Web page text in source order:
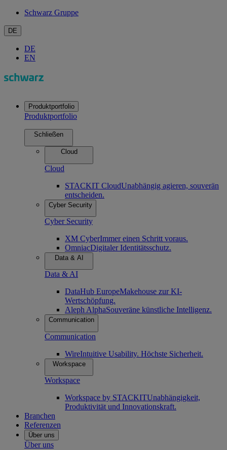
Schwarz Gruppe
DE
DE
EN
Produktportfolio
Produktportfolio
Schließen
Cloud
Cloud
STACKIT CloudUnabhängig agieren, souverän
entscheiden.
Cyber Security
Cyber Security
XM CyberImmer einen Schritt voraus.
OmniacDigitaler Identitätsschutz.
Data & AI
Data & AI
DataHub EuropeMakehouse zur KI-
Wertschöpfung.
Aleph AlphaSouveräne künstliche Intelligenz.
Communication
Communication
WireIntuitive Usability. Höchste Sicherheit.
Workspace
Workspace
Workspace by STACKITUnabhängigkeit,
Produktivität und Innovationskraft.
Branchen
Referenzen
Über uns
Über uns